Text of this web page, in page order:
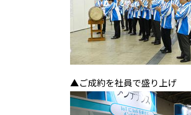
▲ご成約を社員で盛り